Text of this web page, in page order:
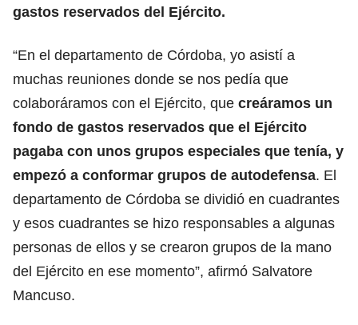
gastos reservados del Ejército.
“En el departamento de Córdoba, yo asistí a
muchas reuniones donde se nos pedía que
colaboráramos con el Ejército, que creáramos un
fondo de gastos reservados que el Ejército
pagaba con unos grupos especiales que tenía, y
empezó a conformar grupos de autodefensa. El
departamento de Córdoba se dividió en cuadrantes
y esos cuadrantes se hizo responsables a algunas
personas de ellos y se crearon grupos de la mano
del Ejército en ese momento”, afirmó Salvatore
Mancuso.